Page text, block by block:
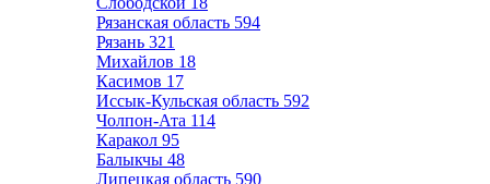
Рязанская область 594
Рязань 321
Михайлов 18
Касимов 17
Иссык-Кульская область 592
Чолпон-Ата 114
Каракол 95
Балыкчы 48
Липецкая область 590